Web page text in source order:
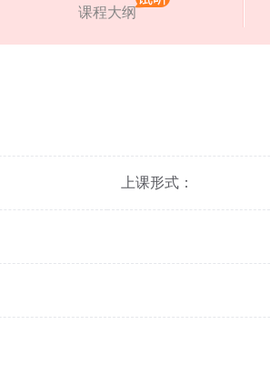
课程大纲
上课形式：